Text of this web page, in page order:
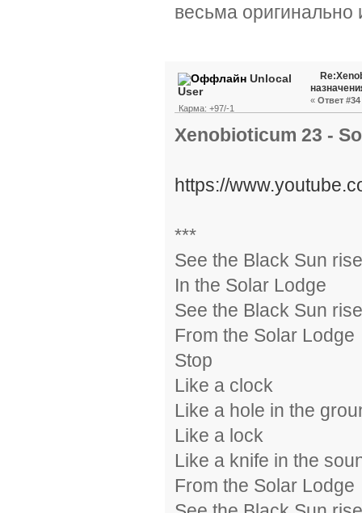
весьма оригинально
Unlocal
User
Карма: +97/-1
« Ответ
Xenobioticum 23 -
https://
***
See the Black Sun rise
In the Solar Lodge
See the Black Sun rise
From the Solar Lodge
Stop
Like a clock
Like a hole in the
Like a lock
Like a knife in the
From the Solar Lodge